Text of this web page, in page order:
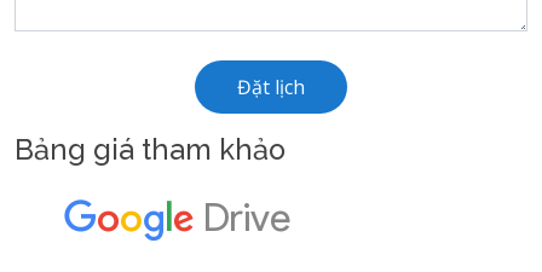
Đặt lịch
Bảng giá tham khảo